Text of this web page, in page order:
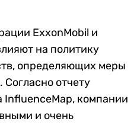
ExxonMobil и
на политику
определяющих меры
Согласно отчету
InfluenceMap, компании
и очень